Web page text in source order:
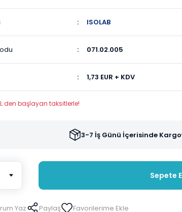
ISOLAB
071.02.005
1,73 EUR + KDV
den başlayan taksitlerle!
3-7 İş Günü İçerisinde
Sepete
Yaz Paylaş